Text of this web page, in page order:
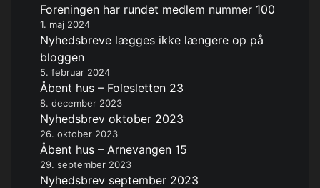
Foreningen har rundet medlem nummer 100
1. maj 2024
Nyhedsbreve lægges ikke længere op på
bloggen
5. februar 2024
Åbent hus – Folesletten 23
8. december 2023
Nyhedsbrev oktober 2023
26. oktober 2023
Åbent hus – Arnevangen 15
29. september 2023
Nyhedsbrev september 2023